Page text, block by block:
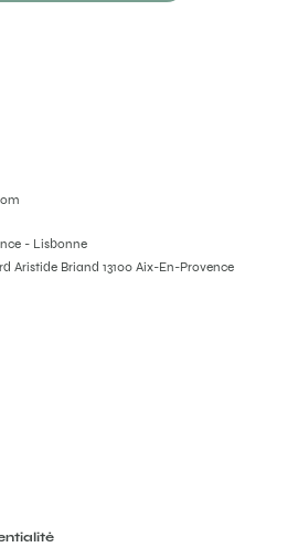
- Lisbonne
Aristide Briand 13100 Aix-En-Provence